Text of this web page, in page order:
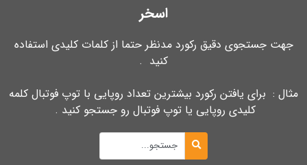
اسخر
جهت جستجوی دقیق رکورد مدنظر حتما از کلمات کلیدی استفاده
کنید .
مثال : برای یافتن رکورد بیشترین تعداد روپایی با توپ فوتبال کلمه
کلیدی روپایی یا توپ فوتبال رو جستجو کنید .